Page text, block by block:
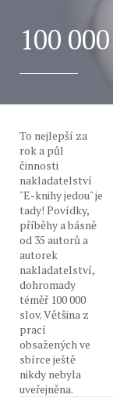
100
To nejlepší za
rok a půl
činnosti
nakladatelství
"E-knihy jedou" je
tady! Povídky,
příběhy a básně
od 35 autorů a
autorek
nakladatelství,
dohromady
téměř 100 000
slov. Většina z
prací
obsažených ve
sbírce ještě
nikdy nebyla
uveřejněna.